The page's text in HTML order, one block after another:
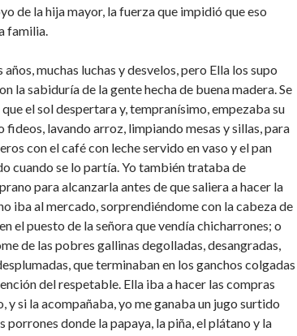
de la hija mayor, la fuerza que impidió que eso
familia.
años, muchas luchas y desvelos, pero Ella los supo
la sabiduría de la gente hecha de buena madera. Se
el sol despertara y, tempranísimo, empezaba su
fideos, lavando arroz, limpiando mesas y sillas, para
con el café con leche servido en vaso y el pan
cuando se lo partía. Yo también trataba de
para alcanzarla antes de que saliera a hacer la
iba al mercado, sorprendiéndome con la cabeza de
el puesto de la señora que vendía chicharrones; o
de las pobres gallinas degolladas, desangradas,
que terminaban en los ganchos colgadas
del respetable. Ella iba a hacer las compras
y si la acompañaba, yo me ganaba un jugo surtido
porrones donde la papaya, la piña, el plátano y la